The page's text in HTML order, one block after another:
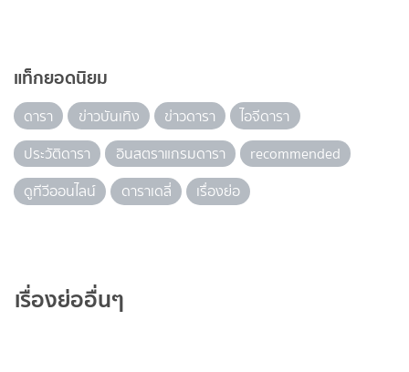
แท็กยอดนิยม
ดารา ข่าวบันเทิง ข่าวดารา
ไอจีดารา
ประวัติดารา
อินสตราแกรมดารา
recommended
ดูทีวีออนไลน์
ดาราเดลี่ เรื่องย่อ
เรื่องย่ออื่นๆ